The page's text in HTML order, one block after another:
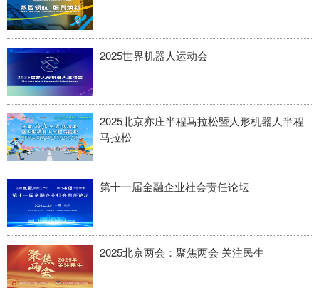
2025世界机器人运动会
2025北京亦庄半程马拉松暨人形机器人半程
马拉松
第十一届金融企业社会责任论坛
2025北京两会：聚焦两会 关注民生